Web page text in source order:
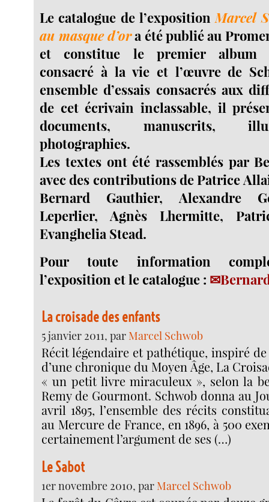
Le catalogue de l’exposition Marcel
au masque d’ora été publié au
et constitue le premier album
consacré à la vie et l’œuvre de
ensemble d’essais consacrés aux
de cet écrivain inclassable, il
documents, manuscrits,
photographies.
Les textes ont été rassemblés par
avec des contributions de Patrice
Bernard Gauthier, Alexandre
Leperlier, Agnès Lhermitte,
Evanghelia Stead.
Pour toute information
l’exposition et le catalogue :
La croisade des enfants
5 janvier 2011, par Marcel Schwob
Récit légendaire et pathétique, inspiré
d’une chronique du Moyen Âge, La
« un petit livre miraculeux », selon la
Remy de Gourmont. Schwob donna au
avril 1895, l’ensemble des récits
au Mercure de France, en 1896, à 500
certainement l’argument de ses (…)
Le Sabot
1er novembre 2010, par Marcel Schwob